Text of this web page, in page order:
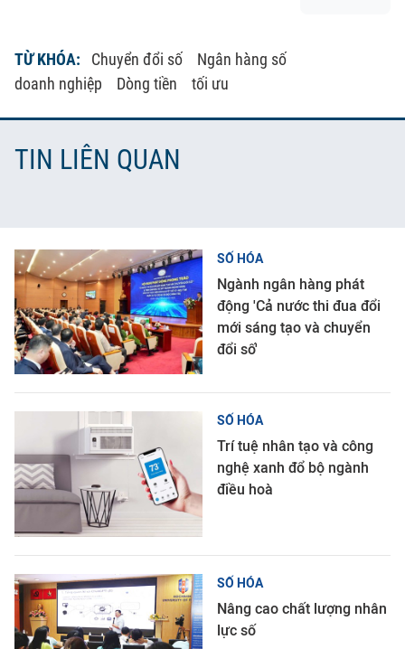
TỪ KHÓA: Chuyển đổi số
Ngân hàng số
doanh nghiệp
Dòng tiền tối ưu
TIN LIÊN QUAN
SỐ HÓA
Ngành ngân hàng phát
động 'Cả nước thi đua đổi
mới sáng tạo và chuyển
đổi số'
SỐ HÓA
Trí tuệ nhân tạo và công
nghệ xanh đổ bộ ngành
điều hoà
SỐ HÓA
Nâng cao chất lượng nhân
lực số